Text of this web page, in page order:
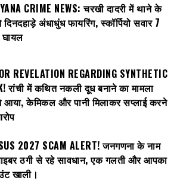
CRIME NEWS: चरखी दादरी में थाने के
अंधाधुंध फायरिंग, स्कॉर्पियो सवार 7
REVELATION REGARDING SYNTHETIC
रांची में कथित नकली दूध बनाने का मामला
आया, केमिकल और पानी मिलाकर सप्लाई करने
2027 SCAM ALERT! जनगणना के नाम
ठगी से रहे सावधान, एक गलती और आपका
खाली।